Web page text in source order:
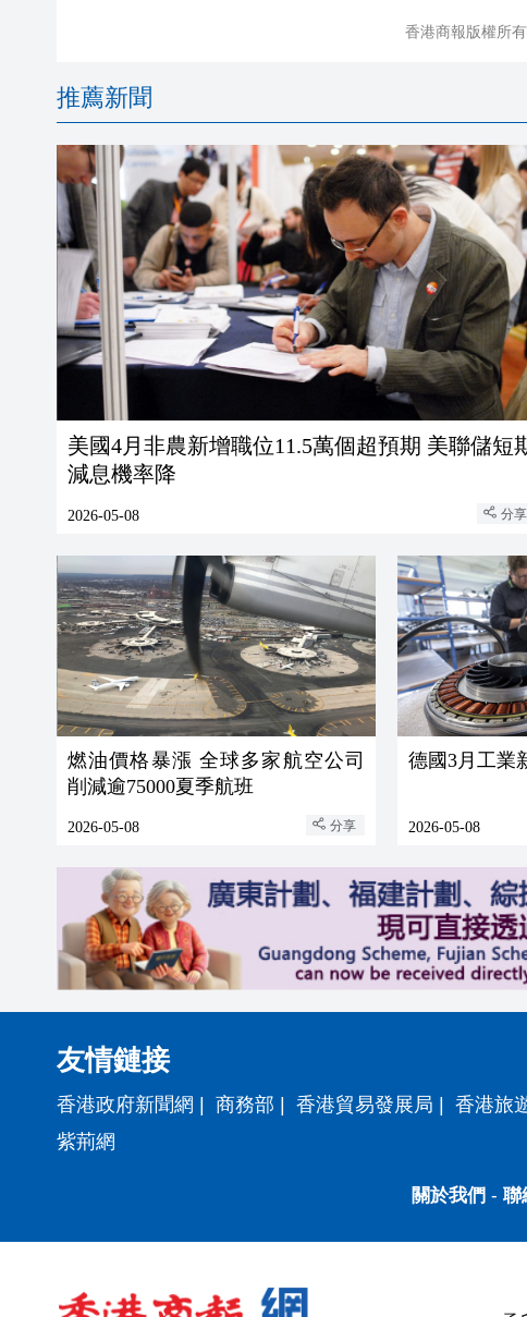
香港商報版權所
推薦新聞
美國4月非農新增職位11.5萬個超預期 美聯儲短
減息機率降
2026-05-08 分享
燃油價格暴漲 全球多家航空公司
削減逾75000夏季航班
2026-05-08 分享
德國3月工業
2026-05-08
友情鏈接
香港政府新聞網 商務部 香港貿易發展局 香港旅
紫荊網
關於我們 - 聯